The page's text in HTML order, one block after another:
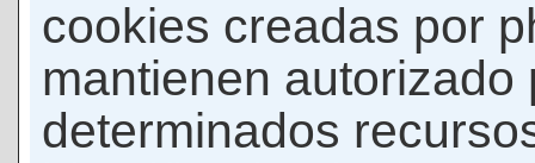
cookies creadas por
mantienen autorizado
determinados